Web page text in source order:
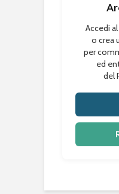
Accedi
o crea
per
ed
del